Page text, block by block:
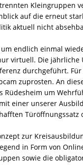
Kleingruppen
auf die erneut
aktuell nicht
endlich einmal
virtuell. Die jährliche
durchgeführt.
zuprosten. An
Rüdesheim um
einer unserer
Türöffnungssatz
zur
in Form von
sowie die